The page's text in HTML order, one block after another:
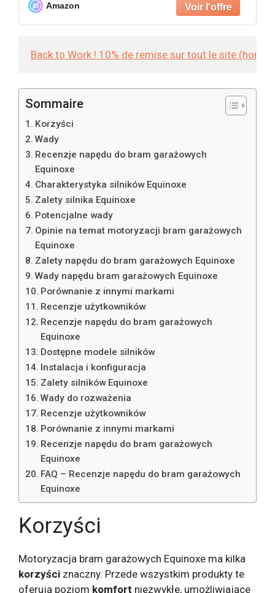
Amazon
Back to Work ! 10% de remise sur tout le site (hors
Sommaire
Korzyści
Wady
Recenzje napędu do bram garażowych
Equinoxe
Charakterystyka silników Equinoxe
Zalety silnika Equinoxe
Potencjalne wady
Opinie na temat motoryzacji bram garażowych
Equinoxe
Zalety napędu do bram garażowych Equinoxe
Wady napędu bram garażowych Equinoxe
Porównanie z innymi markami
Recenzje użytkowników
Recenzje napędu do bram garażowych
Equinoxe
Dostępne modele silników
Instalacja i konfiguracja
Zalety silników Equinoxe
Wady do rozważenia
Recenzje użytkowników
Porównanie z innymi markami
Recenzje napędu do bram garażowych
Equinoxe
FAQ – Recenzje napędu do bram garażowych
Equinoxe
Korzyści
Motoryzacja bram garażowych Equinoxe ma kilka
korzyści znaczny. Przede wszystkim produkty te
oferują poziom komfort niezwykłe, umożliwiające